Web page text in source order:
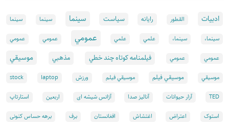
ادبيات القطور رايانه سياست سينما سينما سينما
سینما، سینما، علمي علمي عمومي عمومي عمومي
عمومي عمومي فيلمنامه كوتاه چند خطي مذهبي موسيقي
موسيقي موسيقي فيلم موسيقي فيلم ورزش laptop
stock
TED آزار حیوانات آنالیز صدا آژانس شیشه ای اربعین استارتاپ
استوک اعتراض اغتشاش افغانستان برف برهه حساس کنونی